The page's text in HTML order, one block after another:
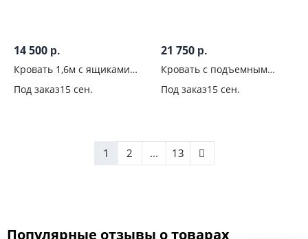
14 500 р.
Кровать 1,6м с ящиками
Под заказ15 сен.
21 750 р.
Кровать с подъемным
NEW Кашемир
Под заказ15 сен.
1 2 ... 13
Популярные отзывы о товарах